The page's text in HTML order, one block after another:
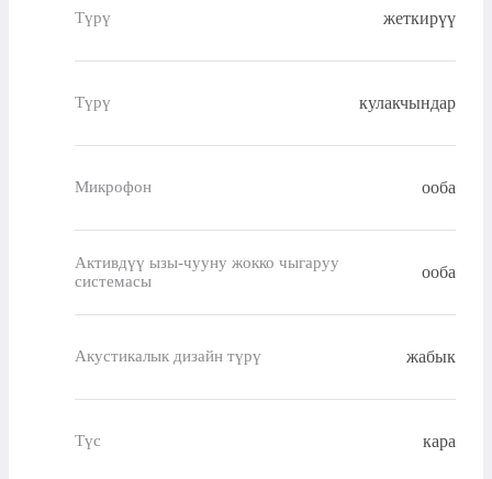
Түрү жеткирүү
Түрү кулакчындар
Микрофон ооба
Активдүү ызы-чууну жокко чыгаруу
системасы
ооба
Акустикалык дизайн түрү жабык
Түс кара